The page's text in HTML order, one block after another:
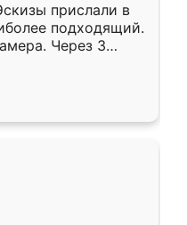
прислали в
подходящий.
Через 3
Остались
Ренессанс